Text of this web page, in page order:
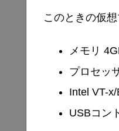
このときの仮
メモリ
プロセッ
Intel VT-
USBコン